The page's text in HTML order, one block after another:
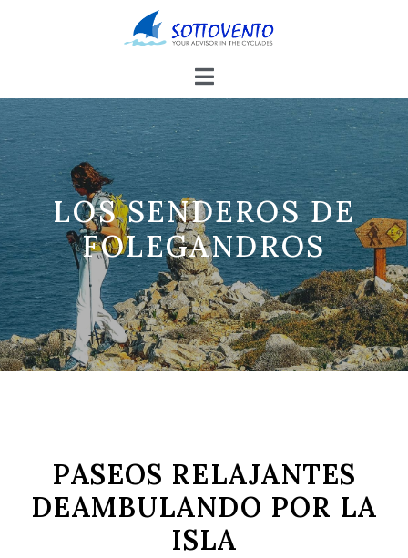
LOS SENDEROS DE
FOLEGANDROS
PASEOS RELAJANTES
DEAMBULANDO POR LA
ISLA